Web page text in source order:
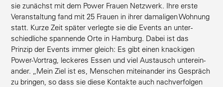
sie zunächst mit dem Power Frauen Netzwerk. Ihre erste
Veran­staltung fand mit 25 Frauen in ihrer damaligen Wohnung
statt. Kurze Zeit später verlegte sie die Events an unter­
schied­liche spannende Orte in Hamburg. Dabei ist das
Prinzip der Events immer gleich: Es gibt einen knackigen
Power-Vortrag, leckeres Essen und viel Austausch unter­ein­
ander. „Mein Ziel ist es, Menschen mitein­ander ins Gespräch
zu bringen, so dass sie diese Kontakte auch nachver­folgen